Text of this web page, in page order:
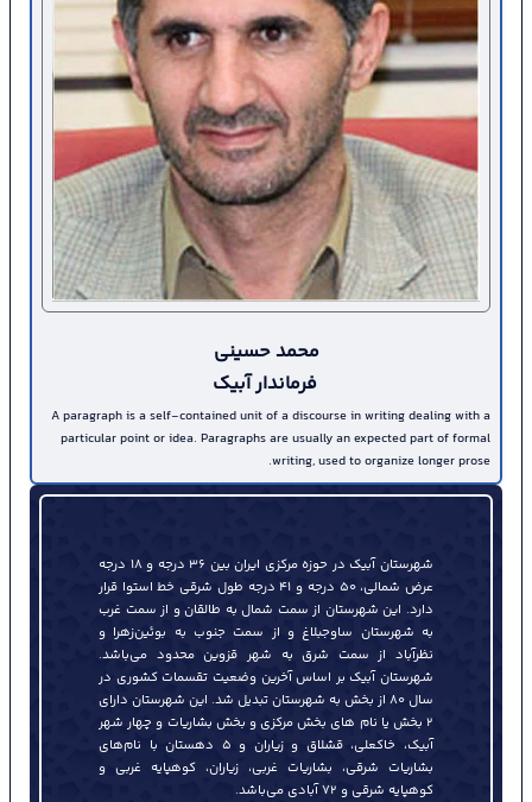
حجت اله مددخانی امنیت و
آرامش مردم خط قرمز مجموعه
مدیریت ارشد شهرستان است
ظهر امروز حجت اله مددخانی
سرپرست فرمانداری و رئیس
شورای تأمین شهرستان به...
2644
محمد حسینی
فرماندار آبیک
A paragraph is a self-contained unit of a discourse in writing dealing with a
particular point or idea. Paragraphs are usually an expected part of formal
writing, used to organize longer prose.
شهرستان آبیک در حوزه مركزی ایران بین ۳۶ درجه و ۱۸ درجه
عرض شمالی، ۵۰ درجه و ۴۱ درجه طول شرقی خط استوا قرار
دارد. این شهرستان از سمت شمال به طالقان و از سمت غرب
به شهرستان ساوجبلاغ و از سمت جنوب به بوئین‌زهرا و
نظرآباد از سمت شرق به شهر قزوين محدود می‌باشد.
شهرستان آبیک بر اساس آخرین وضعیت تقسمات كشوری در
سال ۸۰ از بخش به شهرستان تبديل شد. این شهرستان دارای
۲ بخش یا نام های بخش مركزی و بخش بشاریات و چهار شهر
آبیک، خاكعلي، قشلاق و زیاران و ۵ دهستان با نام‌های
بشاريات شرقي، بشاريات غربي، زياران، كوهپايه غربي و
كوهپايه شرقي و ۷۲ آبادي می‌باشد.